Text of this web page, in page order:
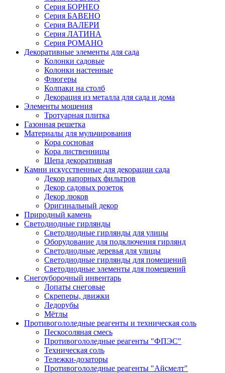
Серия БОРНЕО
Серия БАВЕНО
Серия ВАЛЕРИ
Серия ЛАТИНА
Серия РОМАНО
Декоративные элементы для сада
Колонки садовые
Колонки настенные
Флюгеры
Колпаки на столб
Декорация из металла для сада и дома
Элементы мощения
Тротуарная плитка
Газонная решетка
Материалы для мульчирования
Кора сосновая
Кора лиственницы
Щепа декоративная
Камни искусственные для декорации сада
Декор напорных фильтров
Декор садовых розеток
Декор люков
Оригинальный декор
Природный камень
Светодиодные гирлянды
Светодиодные гирлянды для улицы
Оборудование для подключения гирлянд
Светодиодные деревья для улицы
Светодиодные гирлянды для помещений
Светодиодные элементы для помещений
Снегоуборочный инвентарь
Лопаты снеговые
Скреперы, движки
Ледорубы
Мётлы
Противогололедные реагенты и техническая соль
Пескосоляная смесь
Противогололедные реагенты "ФПЭС"
Техническая соль
Тележки-дозаторы
Противогололедные реагенты "Айсмелт"